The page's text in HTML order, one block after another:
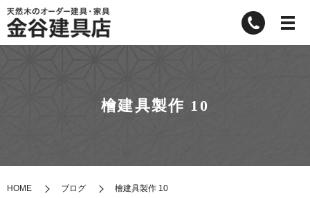
檜建具製作 10
HOME ブログ 檜建具製作 10